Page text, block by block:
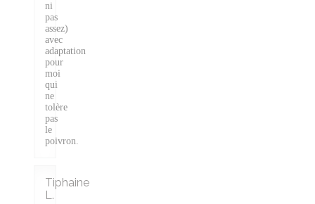
ni
pas
assez)
avec
adaptation
pour
moi
qui
ne
tolère
pas
le
poivron.
Tiphaine
L